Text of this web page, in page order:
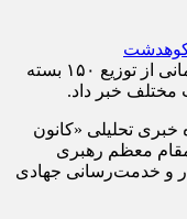
مسئول گروه جهادی شهید حاج قاسم سلیمانی از توزیع ۱۵۰ بسته
مختلف خبر داد.
خبری تحلیلی «کانون
مقام معظم رهبری
و خدمت‌رسانی جهادی